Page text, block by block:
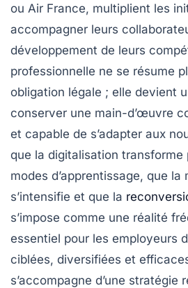
ou Air France, multiplient les
accompagner leurs
développement de leurs
professionnelle ne se résume
obligation légale ; elle devient
conserver une main-d’œuvre
et capable de s’adapter aux
que la digitalisation transforme
modes d’apprentissage, que la
s’intensifie et que la
s’impose comme une réalité
essentiel pour les employeurs
ciblées, diversifiées et
s’accompagne d’une stratégie